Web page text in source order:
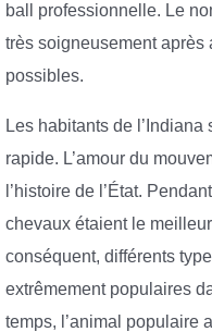
ball professionnelle. Le
très soigneusement
possibles.
Les habitants de
rapide. L’amour du
l’histoire de l’État.
chevaux étaient le
conséquent, différents
extrêmement populaires
temps, l’animal populaire